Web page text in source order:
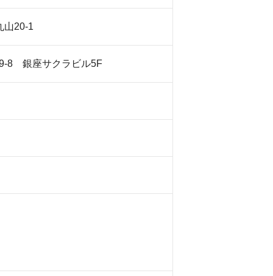
山20-1
8 銀座サクラビル5F